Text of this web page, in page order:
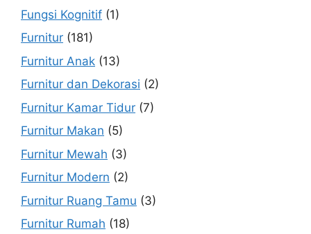
Fungsi Kognitif (1)
Furnitur (181)
Furnitur Anak (13)
Furnitur dan Dekorasi (2)
Furnitur Kamar Tidur (7)
Furnitur Makan (5)
Furnitur Mewah (3)
Furnitur Modern (2)
Furnitur Ruang Tamu (3)
Furnitur Rumah (18)